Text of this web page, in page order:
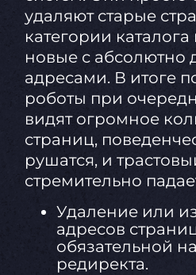
удаляют старые
категории
новые с абсолютно
адресами. В итоге
роботы при
видят огромное
страниц,
рушатся, и
стремительно
Удаление или
адресов
обязательной
редиректа.